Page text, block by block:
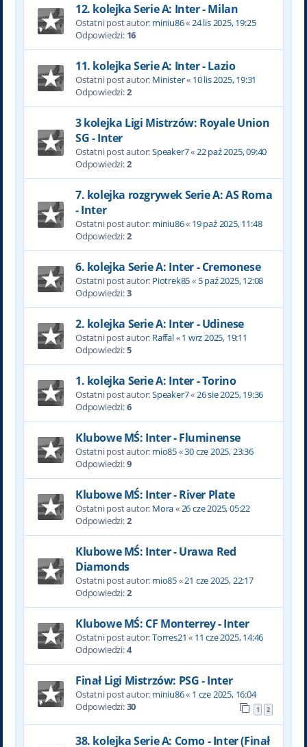
12. kolejka Serie A: Inter - Milan
Ostatni post autor: miniu86«24 lis 2025, 19:25
Odpowiedzi: 16
11. kolejka Serie A: Inter - Lazio
Ostatni post autor: Minister« 10 lis 2025, 19:31
Odpowiedzi:2
3 kolejka Ligi Mistrzów: Royale Union
SG - Inter
Ostatni post autor:Speaker7«22 paź 2025, 09:40
Odpowiedzi:2
7. kolejka rozgrywek Serie A: AS Roma
- Inter
Ostatni post autor: miniu86« 19 paź 2025, 11:48
Odpowiedzi:2
6. kolejka Serie A: Inter - Cremonese
Ostatni post autor: Piotrek85« 5 paź 2025, 12:08
Odpowiedzi:3
2. kolejka Serie A: Inter - Udinese
Ostatni post autor: Raffal«1 wrz 2025, 19:11
Odpowiedzi:5
1. kolejka Serie A: Inter - Torino
Ostatni post autor:Speaker7«26 sie 2025, 19:36
Odpowiedzi:6
Klubowe MŚ: Inter - Fluminense
Ostatni post autor: mio85«30 cze 2025, 23:36
Odpowiedzi:9
Klubowe MŚ: Inter - River Plate
Ostatni post autor: Mora«26 cze 2025, 05:22
Odpowiedzi:2
Klubowe MŚ: Inter - Urawa Red
Diamonds
Ostatni post autor: mio85«21 cze 2025, 22:17
Odpowiedzi:2
Klubowe MŚ: CF Monterrey - Inter
Ostatni post autor:Torres21 « 11 cze 2025, 14:46
Odpowiedzi:4
Finał Ligi Mistrzów: PSG - Inter
Ostatni post autor: miniu86« 1 cze 2025, 16:04
Odpowiedzi:30 1 2
38. kolejka Serie A: Como - Inter (Finał